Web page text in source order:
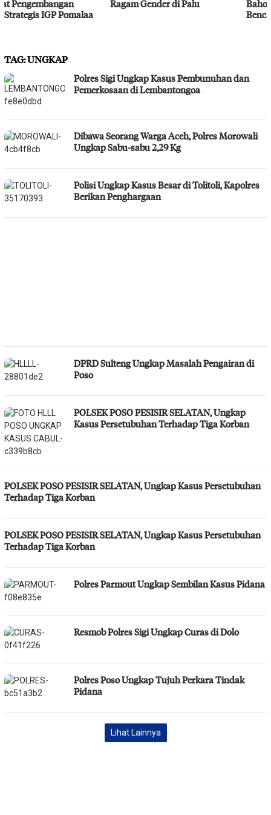
Ragam Gender di Palu
Bahodopi Hadapi Potensi
TAG:UNGKAP
Polres Sigi Ungkap Kasus Pembunuhan dan
Pemerkosaan di Lembantongoa
Dibawa Seorang Warga Aceh, Polres Morowali
Ungkap Sabu-sabu 2,29 Kg
Polisi Ungkap Kasus Besar di Tolitoli, Kapolres
Berikan Penghargaan
DPRD Sulteng Ungkap Masalah Pengairan di
Poso
POLSEK POSO PESISIR SELATAN, Ungkap
Kasus Persetubuhan Terhadap Tiga Korban
POLSEK POSO PESISIR SELATAN, Ungkap Kasus Persetubuhan
Terhadap Tiga Korban
POLSEK POSO PESISIR SELATAN, Ungkap Kasus Persetubuhan
Terhadap Tiga Korban
Polres Parmout Ungkap Sembilan Kasus Pidana
Resmob Polres Sigi Ungkap Curas di Dolo
Polres Poso Ungkap Tujuh Perkara Tindak
Pidana
Lihat Lainnya